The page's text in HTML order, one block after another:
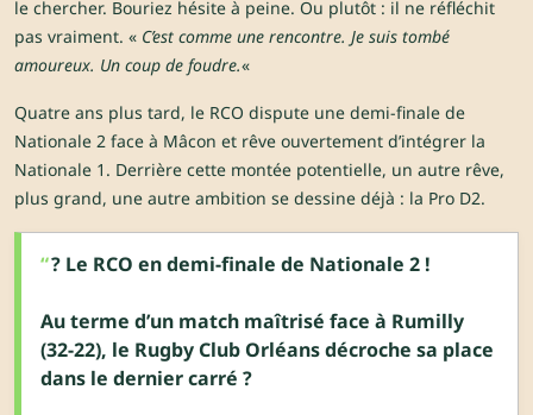
le chercher. Bouriez hésite à peine. Ou plutôt : il ne réfléchit
pas vraiment. « C’est comme une rencontre. Je suis tombé
amoureux. Un coup de foudre.«
Quatre ans plus tard, le RCO dispute une demi-finale de
Nationale 2 face à Mâcon et rêve ouvertement d’intégrer la
Nationale 1. Derrière cette montée potentielle, un autre rêve,
plus grand, une autre ambition se dessine déjà : la Pro D2.
? Le RCO en demi-finale de Nationale 2 !
Au terme d’un match maîtrisé face à Rumilly
(32-22), le Rugby Club Orléans décroche sa place
dans le dernier carré ?